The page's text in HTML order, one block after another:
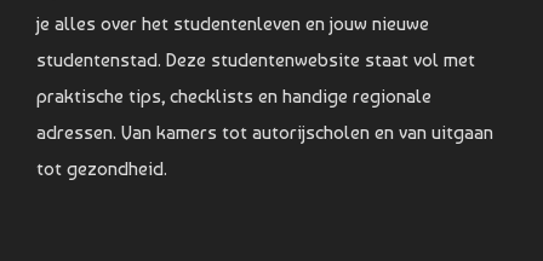
je alles over het studentenleven en jouw nieuwe
studentenstad. Deze studentenwebsite staat vol met
praktische tips, checklists en handige regionale
adressen. Van kamers tot autorijscholen en van uitgaan
tot gezondheid.